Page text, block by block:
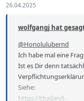
26.04.2025
wolfgangj hat
@Honolulubernd
Ich habe mal eine
Ist es Dir denn
Siehe:
https://thailand-